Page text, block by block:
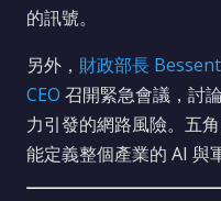
的訊號。
另外， 財政部長
CEO 召開緊急會議，討論
力引發的網路風險。五
能定義整個產業的 AI 與